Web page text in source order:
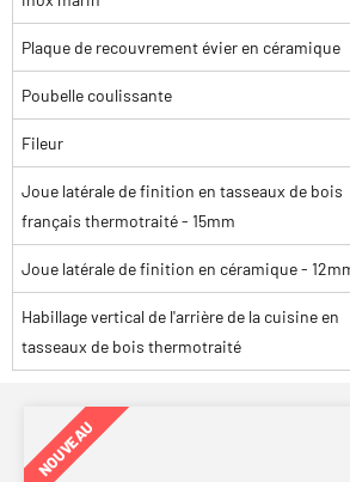
Plaque de recouvrement évier en céramique
Poubelle coulissante
Fileur
Joue latérale de finition en tasseaux de bois
français thermotraité - 15mm
Joue latérale de finition en céramique -
Habillage vertical de l'arrière de la cuisine en
tasseaux de bois thermotraité
NOUVEAU